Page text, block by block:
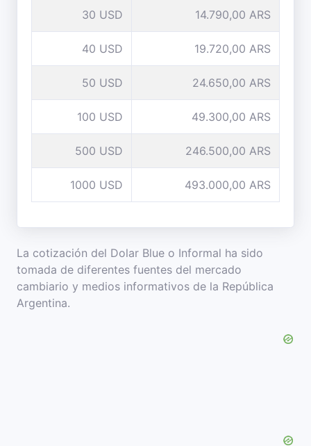
30 USD 14.790,00 ARS
40 USD 19.720,00 ARS
50 USD 24.650,00 ARS
100 USD 49.300,00 ARS
500 USD 246.500,00 ARS
1000 USD 493.000,00 ARS
La cotización del Dolar Blue o Informal ha sido
tomada de diferentes fuentes del mercado
cambiario y medios informativos de la República
Argentina.